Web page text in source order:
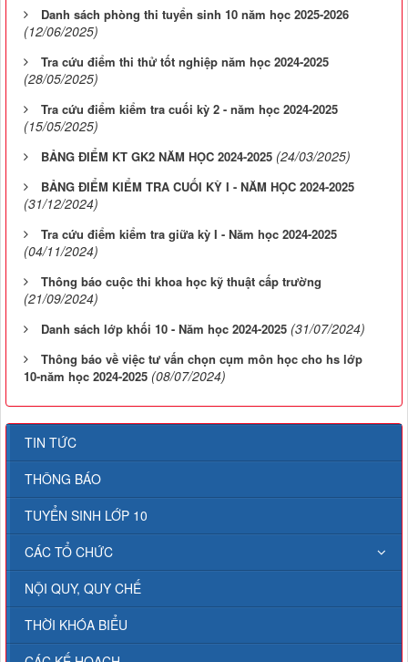
Danh sách phòng thi tuyển sinh 10 năm học 2025-2026
(12/06/2025)
Tra cứu điểm thi thử tốt nghiệp năm học 2024-2025
(28/05/2025)
Tra cứu điểm kiểm tra cuối kỳ 2 - năm học 2024-2025
(15/05/2025)
BẢNG ĐIỂM KT GK2 NĂM HỌC 2024-2025 (24/03/2025)
BẢNG ĐIỂM KIỂM TRA CUỐI KỲ I - NĂM HỌC 2024-2025
(31/12/2024)
Tra cứu điểm kiểm tra giữa kỳ I - Năm học 2024-2025
(04/11/2024)
Thông báo cuộc thi khoa học kỹ thuật cấp trường
(21/09/2024)
Danh sách lớp khối 10 - Năm học 2024-2025 (31/07/2024)
Thông báo về việc tư vấn chọn cụm môn học cho hs lớp
10-năm học 2024-2025 (08/07/2024)
TIN TỨC
THÔNG BÁO
TUYỂN SINH LỚP 10
CÁC TỔ CHỨC
NỘI QUY, QUY CHẾ
THỜI KHÓA BIỂU